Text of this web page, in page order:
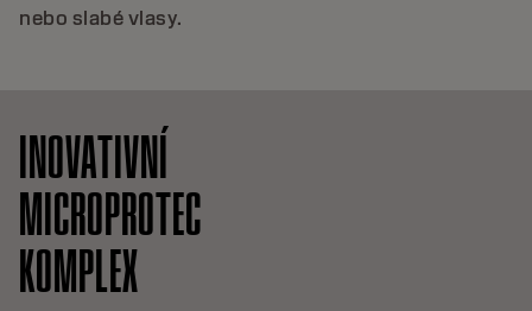
nebo slabé vlasy.
INOVATIVNÍ
MICROPROTEC
KOMPLEX